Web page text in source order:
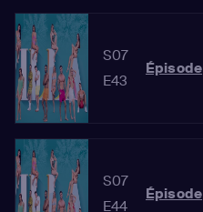
S07
E43
Épisode
S07
E44
Épisode